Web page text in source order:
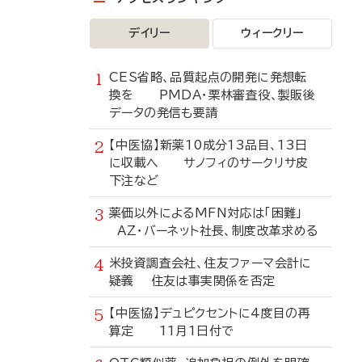
デイリー ウィークリー
CES省略、品質起点の開発に発想転
換を PMDA・栗林審査役、製販後
データの発信も要請
【中医協】新薬10成分13品目、13日
に収載へ サノフィのサークリサ皮
下注など
薬価以外によるMFN対応は「困難」
AZ・バーネット社長、制度改革求める
米投資調査会社、住友ファーマ会計に
疑義 住友は事実関係を否定
【中医協】デュピクセントに4度目の再
算定 11月1日付で